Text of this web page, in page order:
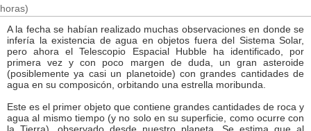
horas)
A la fecha se habían realizado muchas observaciones en donde se
infería la existencia de agua en objetos fuera del Sistema Solar,
pero ahora el Telescopio Espacial Hubble ha identificado, por
primera vez y con poco margen de duda, un gran asteroide
(posiblemente ya casi un planetoide) con grandes cantidades de
agua en su composicón, orbitando una estrella moribunda.
Este es el primer objeto que contiene grandes cantidades de roca y
agua al mismo tiempo (y no solo en su superficie, como ocurre con